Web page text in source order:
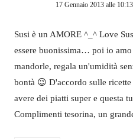
17 Gennaio 2013 alle 10:13
Susi è un AMORE ^_^ Love
essere buonissima… poi io
mandorle, regala un'umidità
bontà 😉 D'accordo sulle
avere dei piatti super e questa
Complimenti tesorina, un